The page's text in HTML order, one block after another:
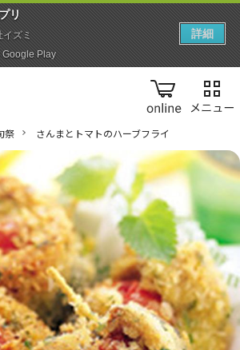
online
祭 さんまとトマトのハーブフライ
リ‬
イズミ
Google Play
詳細